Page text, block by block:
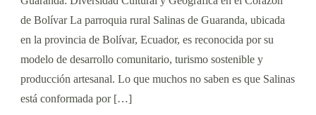
de Bolívar La parroquia rural Salinas de Guaranda, ubicada
en la provincia de Bolívar, Ecuador, es reconocida por su
modelo de desarrollo comunitario, turismo sostenible y
producción artesanal. Lo que muchos no saben es que Salinas
está conformada por […]